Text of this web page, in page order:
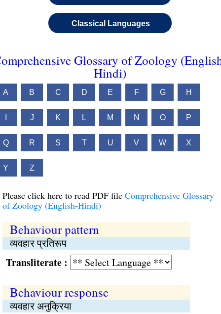
Classical Languages
Glossary of Zoology
Hindi)
A B C D E F G H
J K L M N O P
Q R S T U V W X
Y Z
Please click here to read PDF file Comprehensive Glossary
of Zoology (English-Hindi)
Behaviour pattern
व्यवहार प्रतिरूप
:
Behaviour response
व्यवहार अनुक्रिया